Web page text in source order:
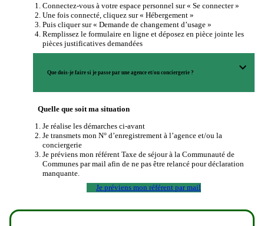
Connectez-vous à votre espace personnel sur « Se connecter »
Une fois connecté, cliquez sur « Hébergement »
Puis cliquer sur « Demande de changement d’usage »
Remplissez le formulaire en ligne et déposez en pièce jointe les
pièces justificatives demandées
Que dois-je faire si je passe par une agence et/ou conciergerie ? expand_more
Quelle que soit ma situation
Je réalise les démarches ci-avant
Je transmets mon N° d’enregistrement à l’agence et/ou la
conciergerie
Je préviens mon référent Taxe de séjour à la Communauté de
Communes par mail afin de ne pas être relancé pour déclaration
manquante.
Je préviens mon référent par mail